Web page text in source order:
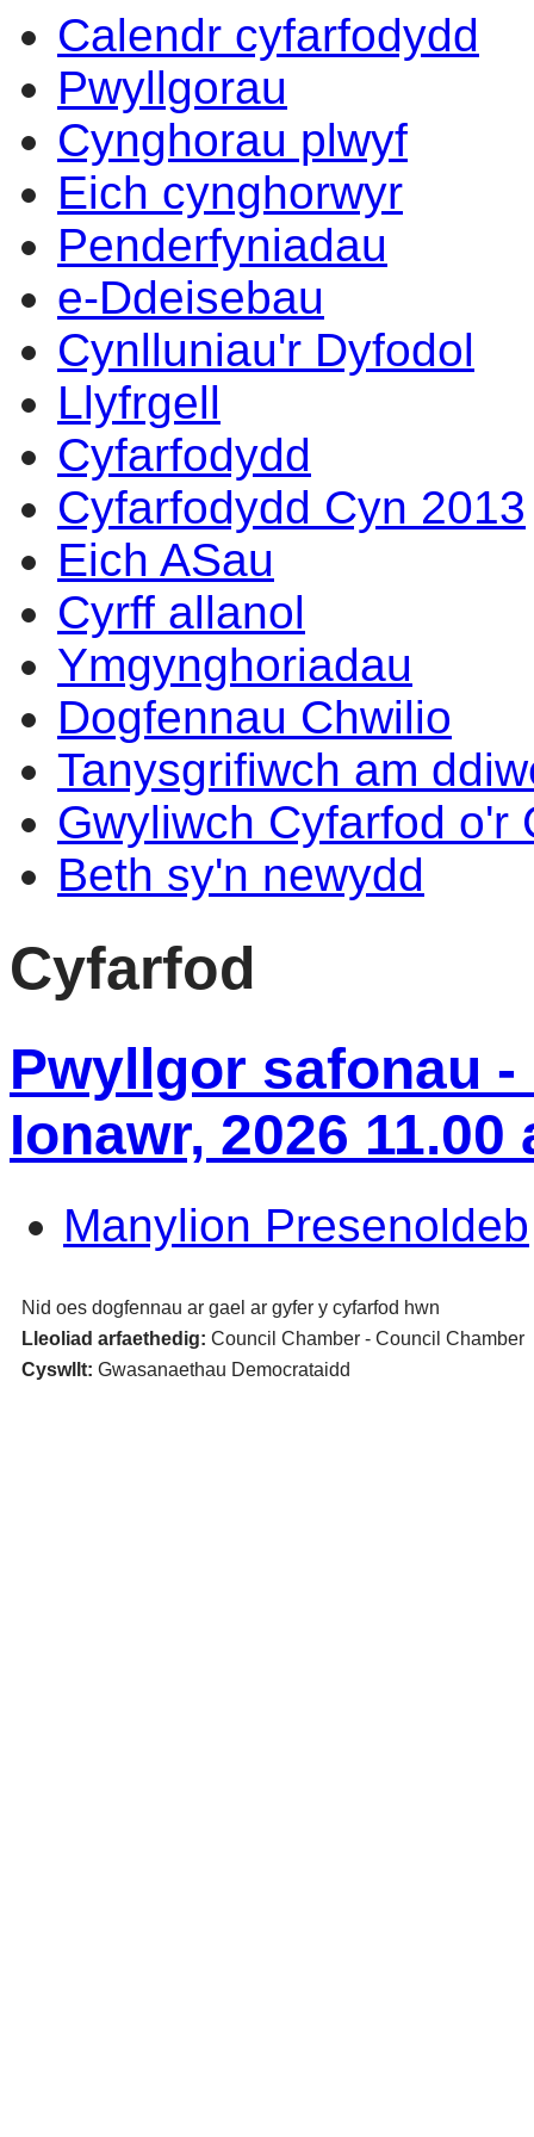
Calendr cyfarfodydd
Pwyllgorau
Cynghorau plwyf
Eich cynghorwyr
Penderfyniadau
e-Ddeisebau
Cynlluniau'r Dyfodol
Llyfrgell
Cyfarfodydd
Cyfarfodydd Cyn 2013
Eich ASau
Cyrff allanol
Ymgynghoriadau
Dogfennau Chwilio
Tanysgrifiwch am
Gwyliwch Cyfarfod o'r
Beth sy'n newydd
Cyfarfod
Pwyllgor safonau
Ionawr, 2026 11.00
Manylion Presenoldeb
Nid oes dogfennau ar gael ar gyfer y cyfarfod hwn
Lleoliad arfaethedig: Council Chamber - Council Chamber
Cyswllt: Gwasanaethau Democrataidd